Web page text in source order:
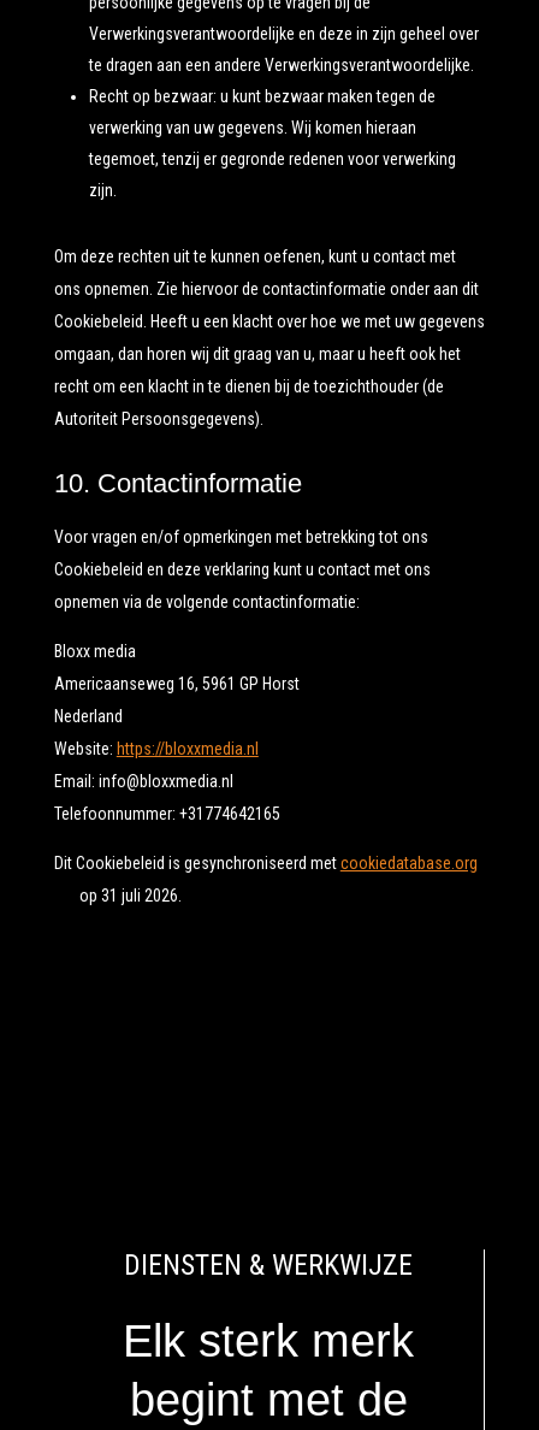
Verwerkingsverantwoordelijke en deze in zijn geheel over
te dragen aan een andere Verwerkingsverantwoordelijke.
Recht op bezwaar: u kunt bezwaar maken tegen de
verwerking van uw gegevens. Wij komen hieraan
tegemoet, tenzij er gegronde redenen voor verwerking
zijn.
Om deze rechten uit te kunnen oefenen, kunt u contact met
ons opnemen. Zie hiervoor de contactinformatie onder aan dit
Cookiebeleid. Heeft u een klacht over hoe we met uw gegevens
omgaan, dan horen wij dit graag van u, maar u heeft ook het
recht om een klacht in te dienen bij de toezichthouder (de
Autoriteit Persoonsgegevens).
10. Contactinformatie
Voor vragen en/of opmerkingen met betrekking tot ons
Cookiebeleid en deze verklaring kunt u contact met ons
opnemen via de volgende contactinformatie:
Bloxx media
Americaanseweg 16, 5961 GP Horst
Nederland
Website: https://bloxxmedia.nl
Email: info@bloxxmedia.nl
Telefoonnummer: +31774642165
Dit Cookiebeleid is gesynchroniseerd metcookiedatabase.org
op 31 juli 2026.
DIENSTEN & WERKWIJZE
Elk sterk merk
begint met de